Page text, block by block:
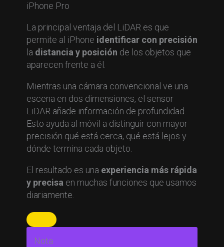
La principal ventaja del LiDAR es que
permite al iPhone identificar con precisión
la distancia y posición de los objetos que
aparecen frente a él.
Mientras una cámara convencional ve una
escena en dos dimensiones, el sensor
LiDAR añade información de profundidad.
Esto ayuda al móvil a distinguir con mayor
precisión qué está cerca, qué está lejos y
dónde termina cada objeto.
El resultado es una experiencia más rápida
y precisa en muchas funciones que usamos
diariamente.
Nota